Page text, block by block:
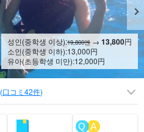
성인(중학생 이상):19,800엔 → 13,800円
소인(중학생 이하):13,000円
유아(초등학생 미만):12,000円
(口コミ42件)